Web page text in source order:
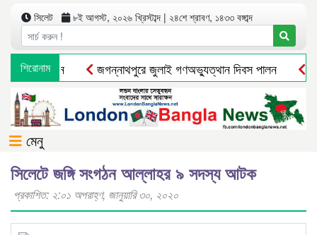
সিলেট ৮ই আগস্ট, ২০২৬ খ্রিস্টাব্দ | ২৪শে শ্রাবণ, ১৪৩৩ বঙ্গাব্দ
শিরোনাম
মানববন্ধন জগন্নাথপুরে জুলাই গণঅভ্যুত্থান দিবস পালন
মেনু
সিলেটে জঙ্গি সংগঠন আল্লাহর ৯ সদস্য আটক
প্রকাশিত: ২:০১ অপরাহ্ণ, জানুয়ারি ৩০, ২০২০